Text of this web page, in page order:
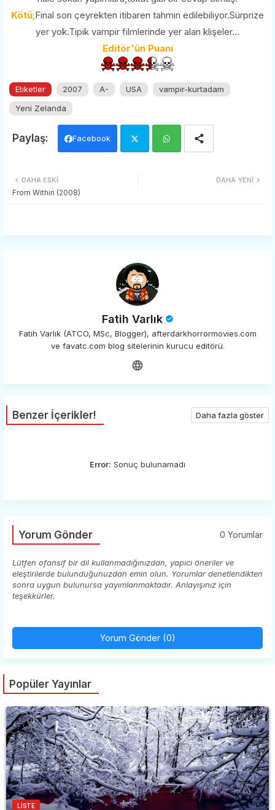
Kötü;Final son çeyrekten itibaren tahmin edilebiliyor.Sürprize
yer yok.Tipik vampir filmlerinde yer alan klişeler...
Editör'ün Puanı
Etiketler 2007 A- USA
vampir-kurtadam
Yeni Zelanda
Facebook
DAHA YENI
DAHA ESKI
From Within (2008)
Fatih Varlık
Fatih Varlık (ATCO, MSc, Blogger), afterdarkhorrormovies.com
ve favatc.com blog sitelerinin kurucu editörü.
Benzer İçerikler! Daha fazla göster
Error: Sonuç bulunamadı
Yorum Gönder 0 Yorumlar
Lütfen ofansif bir dil kullanmadığınızdan, yapıcı öneriler ve
eleştirilerde bulunduğunuzdan emin olun. Yorumlar denetlendikten
sonra uygun bulunursa yayımlanmaktadır. Anlayışınız için
teşekkürler.
Yorum Gönder (0)
Popüler Yayınlar
LISTE